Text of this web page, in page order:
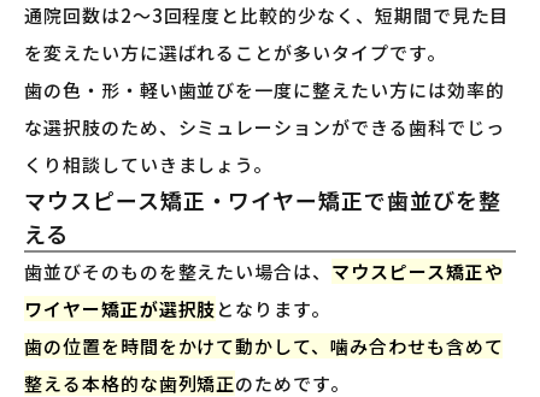
通院回数は2〜3回程度と比較的少なく、短期間で見た目
を変えたい方に選ばれることが多いタイプです。
歯の色・形・軽い歯並びを一度に整えたい方には効率的
な選択肢のため、シミュレーションができる歯科でじっ
くり相談していきましょう。
マウスピース矯正・ワイヤー矯正で歯並びを整
える
歯並びそのものを整えたい場合は、 マウスピース矯正や
ワイヤー矯正が選択肢となります。
歯の位置を時間をかけて動かして、噛み合わせも含めて
整える本格的な歯列矯正のためです。